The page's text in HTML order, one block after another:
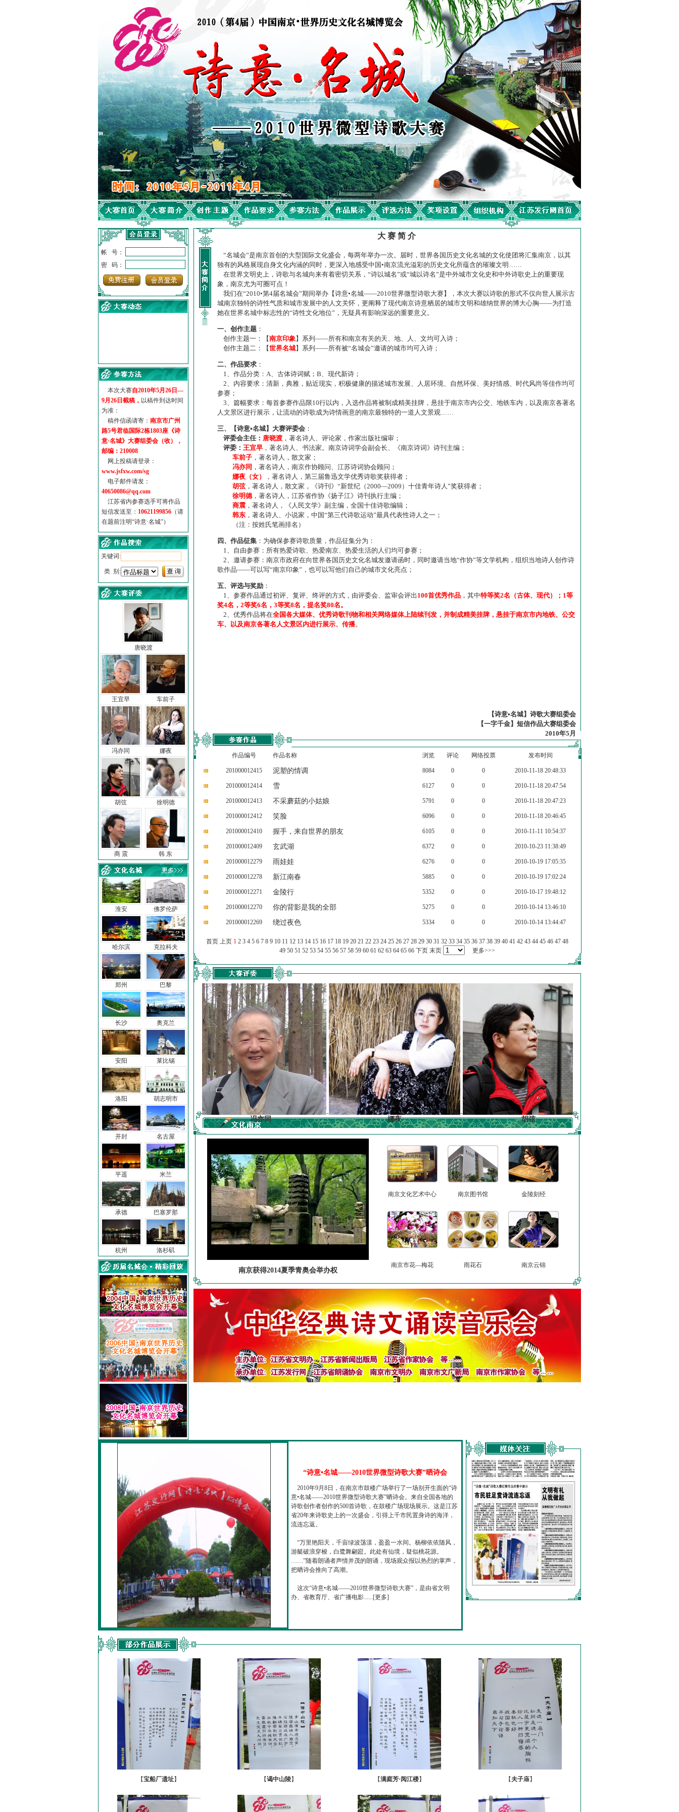
帐 号：
密 码：
·诗意名城·地铁时间
·地铁完美呈现【诗意·名城...
参赛作品多达5000多首
“诗意·名城”晒诗会
特别通知--致广大诗词爱好...
本次大赛自2010年5月26日—
9月26日截稿， 以稿件到达时间
为准：
稿件信函请寄： 南京市广州
路5号君临国际2栋1803座《诗
意·名城》大赛组委会（收），
邮编：210008
网上投稿请登录：
www.jsfxw.com/sg
电子邮件请发：
40650086@qq.com
江苏省内参赛选手可将作品
短信发送至： 10621199856 （请
在题前注明“诗意·名城”）
关键词:
类 别:
唐晓渡
王宜早 车前子
冯亦同 娜夜
胡弦 徐明德
商 震 韩 东
淮安
哈尔滨
郑州
长沙
安阳
洛阳
开封
平遥
承德
杭州
佛罗伦萨
克拉科夫
巴黎
奥克兰
莱比锡
胡志明市
名古屋
米兰
巴塞罗那
洛杉矶
大 赛 简 介
“名城会”是南京首创的大型国际文化盛会，每两年举办一次。届时，世界各国历史文化名城的文化使团将汇集南京，以其
独有的风格展现自身文化内涵的同时，更深入地感受中国•南京流光溢彩的历史文化所蕴含的璀璨文明……
在世界文明史上，诗歌与名城向来有着密切关系，“诗以城名”或“城以诗名”是中外城市文化史和中外诗歌史上的重要现
象，南京尤为可圈可点！
我们在“2010•第4届名城会”期间举办【诗意•名城——2010世界微型诗歌大赛】，本次大赛以诗歌的形式不仅向世人展示古
城南京独特的诗性气质和城市发展中的人文关怀，更阐释了现代南京诗意栖居的城市文明和雄纳世界的博大心胸——为打造
她在世界名城中标志性的“诗性文化地位”，无疑具有影响深远的重要意义。
一、创作主题 ：
创作主题一：【南京印象】系列——所有和南京有关的天、地、人、文均可入诗；
创作主题二：【世界名城】系列——所有被“名城会”邀请的城市均可入诗；
二、作品要求 ：
1、作品分类：A、古体诗词赋；B、现代新诗；
2、内容要求：清新，典雅，贴近现实，积极健康的描述城市发展、人居环境、自然环保、美好情感、时代风尚等佳作均可
参赛；
3、篇幅要求：每首参赛作品限10行以内，入选作品将被制成精美挂牌，悬挂于南京市内公交、地铁车内，以及南京各著名
人文景区进行展示，让流动的诗歌成为诗情画意的南京最独特的一道人文景观……
三、【诗意•名城】大赛评委会 ：
评委会主任： 唐晓渡 ，著名诗人、评论家，作家出版社编审；
评委： 王宜早 ，著名诗人、书法家。南京诗词学会副会长、《南京诗词》诗刊主编；
车前子 ，著名诗人，散文家；
冯亦同 ，著名诗人，南京作协顾问、江苏诗词协会顾问；
娜夜（女）
，著名诗人，第三届鲁迅文学优秀诗歌奖获得者；
胡弦，著名诗人，散文家，《诗刊》“新世纪（2000—2009）十佳青年诗人”奖获得者；
徐明德，著名诗人，江苏省作协《扬子江》诗刊执行主编；
商震 ，著名诗人，《人民文学》副主编，全国十佳诗歌编辑；
韩东 ，著名诗人、小说家，中国“第三代诗歌运动”最具代表性诗人之一；
（注：按姓氏笔画排名）
四、作品征集 ：为确保参赛诗歌质量，作品征集分为：
1、自由参赛：所有热爱诗歌、热爱南京、热爱生活的人们均可参赛；
2、邀请参赛：南京市政府在向世界各国历史文化名城发邀请函时，同时邀请当地“作协”等文学机构，组织当地诗人创作诗
歌作品——可以写“南京印象”，也可以写他们自己的城市文化亮点；
五、评选与奖励 ：
1、参赛作品通过初评、复评、终评的方式，由评委会、监审会评出 100首优秀作品 ，其中特等奖2名（古体、现代）；1等
奖4名，2等奖6名，3等奖8名，提名奖80名。
2、优秀作品将在全国各大媒体、优秀诗歌刊物和相关网络媒体上陆续刊发，并制成精美挂牌，悬挂于南京市内地铁、公交
车、以及南京各著名人文景区内进行展示、传播。
【诗意•名城】诗歌大赛组委会
【一字千金】短信作品大赛组委会
2010年5月
作品编号 作品名称 浏览 评论 网络投票 发布时间
201000012415 泥塑的情调 8084 0 0 2010-11-18 20:48:33
201000012414 雪 6127 0 0 2010-11-18 20:47:54
201000012413 不采蘑菇的小姑娘 5791 0 0 2010-11-18 20:47:23
201000012412 笑脸 6096 0 0 2010-11-18 20:46:45
201000012410 握手，来自世界的朋友 6105 0 0 2010-11-11 10:54:37
201000012409 玄武湖 6372 0 0 2010-10-23 11:38:49
201000012279 雨娃娃 6276 0 0 2010-10-19 17:05:35
201000012278 新江南春 5885 0 0 2010-10-19 17:02:24
201000012271 金陵行 5352 0 0 2010-10-17 19:48:12
201000012270 你的背影是我的全部 5275 0 0 2010-10-14 13:46:10
201000012269 绕过夜色 5334 0 0 2010-10-14 13:44:47
首页 上页 1 2 3 4 5 6 7 8 9 10 11 12 13 14 15 16 17 18 19 20 21 22 23 24 25 26 27 28 29 30 31 32 33 34 35 36 37 38 39 40 41 42 43 44 45 46 47 48
49 50 51 52 53 54 55 56 57 58 59 60 61 62 63 64 65 66 下页 末页 更多>>>
车前子 冯亦同 娜夜 胡弦
南京文化艺术中心 南京图书馆 金陵刻经
南京市花—梅花 雨花石 南京云锦
南京获得2014夏季青奥会举办权
“诗意•名城——2010世界微型诗歌大赛”晒诗会
2010年9月8日，在南京市鼓楼广场举行了一场别开生面的“诗
意•名城——2010世界微型诗歌大赛”晒诗会。来自全国各地的
诗歌创作者创作的500首诗歌，在鼓楼广场现场展示。这是江苏
省20年来诗歌史上的一次盛会，引得上千市民置身诗的海洋，
流连忘返。
“万里艳阳天，千亩绿波荡漾，盈盈一水间。杨柳依依随风，
游艇破浪穿梭，白鹭舞翩跹。此处有仙境，疑似桃花源。
……”随着朗诵者声情并茂的朗诵，现场观众报以热烈的掌声，
把晒诗会推向了高潮。
这次“诗意•名城——2010世界微型诗歌大赛”，是由省文明
办、省教育厅、省广播电影......[更多]
【宝船厂遗址】 【谒中山陵】 【满庭芳·阅江楼】 【夫子庙】